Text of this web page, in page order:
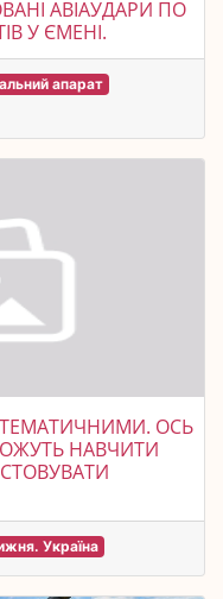
АВІАУДАРИ ПО
У ЄМЕНІ.
апарат
ОСЬ
НАВЧИТИ
Україна